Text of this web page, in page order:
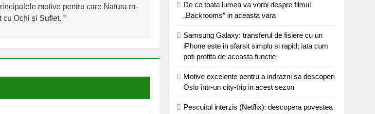
motive pentru care Natura m-
cu Ochi și Suflet. ”
De ce toata lumea va vorbi despre filmul
„Backrooms” in aceasta vara
Samsung Galaxy: transferul de fisiere cu un
iPhone este in sfarsit simplu si rapid; iata cum
poti profita de aceasta functie
Motive excelente pentru a indrazni sa descoperi
Oslo într-un city-trip in acest sezon
Pescuitul interzis (Netflix): descopera povestea